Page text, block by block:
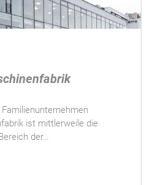
ist mittlerweile die
der…